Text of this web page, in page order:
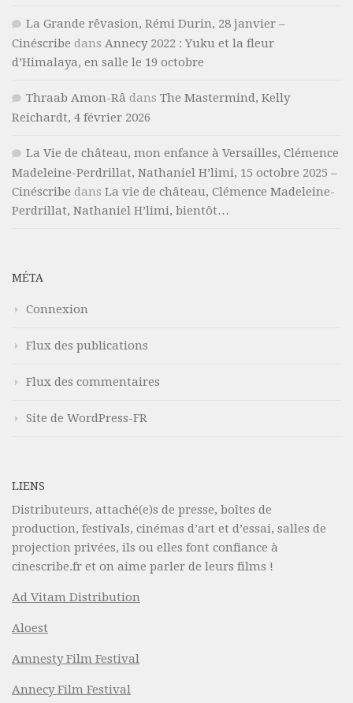
La Grande rêvasion, Rémi Durin, 28 janvier –
Cinéscribe dans Annecy 2022 : Yuku et la fleur
d’Himalaya, en salle le 19 octobre
Thraab Amon-Râ dans The Mastermind, Kelly
Reichardt, 4 février 2026
La Vie de château, mon enfance à Versailles, Clémence
Madeleine-Perdrillat, Nathaniel H’limi, 15 octobre 2025 –
Cinéscribe dans La vie de château, Clémence Madeleine-
Perdrillat, Nathaniel H’limi, bientôt…
MÉTA
Connexion
Flux des publications
Flux des commentaires
Site de WordPress-FR
LIENS
Distributeurs, attaché(e)s de presse, boîtes de
production, festivals, cinémas d’art et d’essai, salles de
projection privées, ils ou elles font confiance à
cinescribe.fr et on aime parler de leurs films !
Ad Vitam Distribution
Aloest
Amnesty Film Festival
Annecy Film Festival